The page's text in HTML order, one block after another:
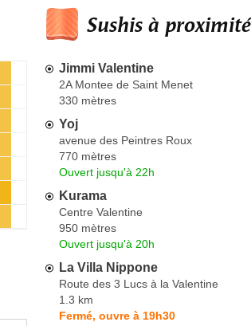
Sushis à proximité
Jimmi Valentine
2A Montee de Saint Menet
330 mètres
Yoj
avenue des Peintres Roux
770 mètres
Ouvert jusqu'à 22h
Kurama
Centre Valentine
950 mètres
Ouvert jusqu'à 20h
La Villa Nippone
Route des 3 Lucs à la Valentine
1.3 km
Fermé, ouvre à 19h30